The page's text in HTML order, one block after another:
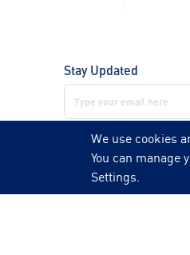
Stay Updated
Follow us on
We use cookies
You can
Settings.